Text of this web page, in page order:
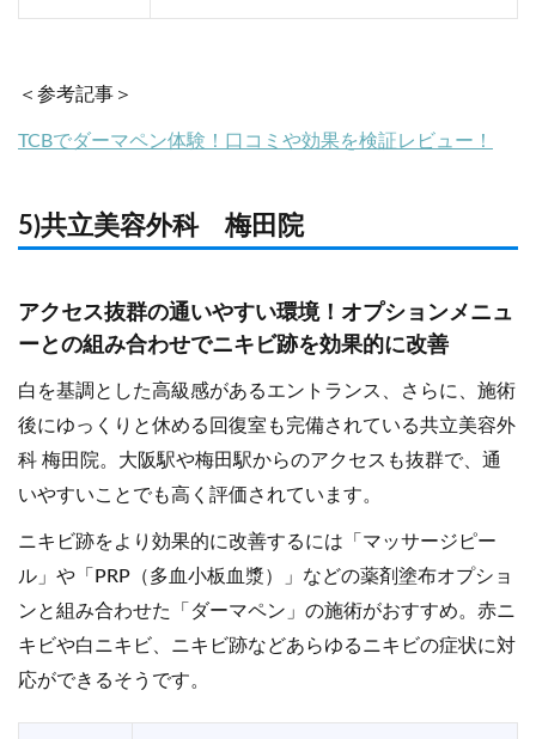
＜参考記事＞
TCBでダーマペン体験！口コミや効果を検証レビュー！
5)共立美容外科 梅田院
アクセス抜群の通いやすい環境！オプションメニュ
ーとの組み合わせでニキビ跡を効果的に改善
白を基調とした高級感があるエントランス、さらに、施術
後にゆっくりと休める回復室も完備されている共立美容外
科 梅田院。大阪駅や梅田駅からのアクセスも抜群で、通
いやすいことでも高く評価されています。
ニキビ跡をより効果的に改善するには「マッサージピー
ル」や「PRP（多血小板血漿）」などの薬剤塗布オプショ
ンと組み合わせた「ダーマペン」の施術がおすすめ。赤ニ
キビや白ニキビ、ニキビ跡などあらゆるニキビの症状に対
応ができるそうです。